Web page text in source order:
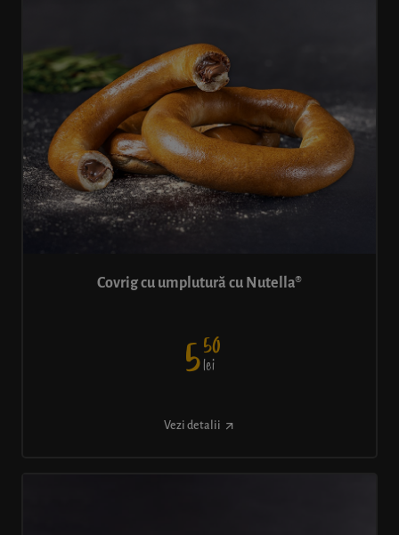
Covrig cu umplutură cu Nutella®
550
lei
Vezi detalii